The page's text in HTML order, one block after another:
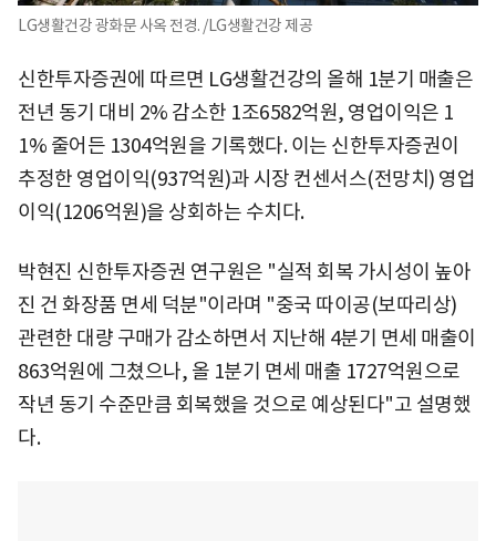
LG생활건강 광화문 사옥 전경. /LG생활건강 제공
신한투자증권에 따르면 LG생활건강의 올해 1분기 매출은
전년 동기 대비 2% 감소한 1조6582억원, 영업이익은 1
1% 줄어든 1304억원을 기록했다. 이는 신한투자증권이
추정한 영업이익(937억원)과 시장 컨센서스(전망치) 영업
이익(1206억원)을 상회하는 수치다.
박현진 신한투자증권 연구원은 "실적 회복 가시성이 높아
진 건 화장품 면세 덕분"이라며 "중국 따이공(보따리상)
관련한 대량 구매가 감소하면서 지난해 4분기 면세 매출이
863억원에 그쳤으나, 올 1분기 면세 매출 1727억원으로
작년 동기 수준만큼 회복했을 것으로 예상된다"고 설명했
다.